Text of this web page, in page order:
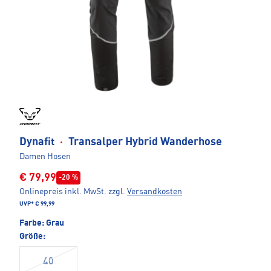
Dynafit · Transalper Hybrid Wanderhose
Damen Hosen
€ 79,99 -20 %
Onlinepreis inkl. MwSt. zzgl. Versandkosten
UVP* € 99,99
Farbe: Grau
Größe:
40